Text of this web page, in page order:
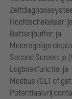
Hoofdschakelaar: ja
Batterijbuffer: ja
Meerregelige
Second Screen: ja
Logboekfunctie: ja
Modbus (GLT of
Potentiaalvrij